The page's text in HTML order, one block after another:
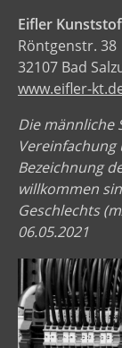
Eifler
Röntgenstr. 38
32107 Bad
www.eifler-
Die männliche
Bezeichnung
willkommen
Geschlechts
06.05.2021